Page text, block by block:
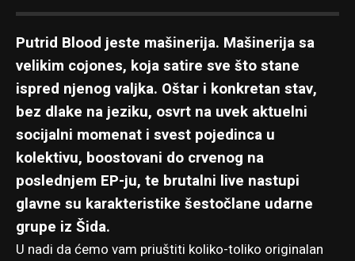
Putrid Bloodjeste mašinerija. Mašinerija sa
velikim cojones, koja satire sve što stane
ispred njenog valjka. Oštar i konkretan stav,
bez dlake na jeziku, osvrt na uvek aktuelni
socijalni momenat i svest pojedinca u
kolektivu, boostovani do crvenog na
poslednjem EP-ju, te brutalni live nastupi
glavne su karakteristike šestočlane udarne
grupe iz Šida.
U nadi da ćemo vam priuštiti koliko-toliko originalan